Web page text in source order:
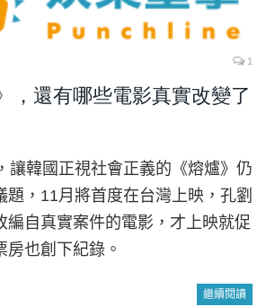
1
，還有哪些電影真實改變了
讓韓國正視社會正義的《熔爐》仍
題，11月將首度在台灣上映，孔劉
編自真實案件的電影，才上映就促
房也創下紀錄。
繼續閱讀